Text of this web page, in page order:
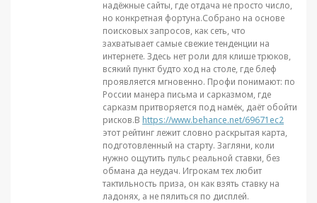
надёжные сайты, где отдача не просто число,
но конкретная фортуна.Собрано на основе
поисковых запросов, как сеть, что
захватывает самые свежие тенденции на
интернете. Здесь нет роли для клише трюков,
всякий пункт будто ход на столе, где блеф
проявляется мгновенно. Профи понимают: по
России манера письма и сарказмом, где
сарказм притворяется под намёк, даёт обойти
рисков.В https://www.behance.net/69671ec2
этот рейтинг лежит словно раскрытая карта,
подготовленный на старту. Загляни, коли
нужно ощутить пульс реальной ставки, без
обмана да неудач. Игрокам тех любит
тактильность приза, он как взять ставку на
ладонях, а не пялиться по дисплей.